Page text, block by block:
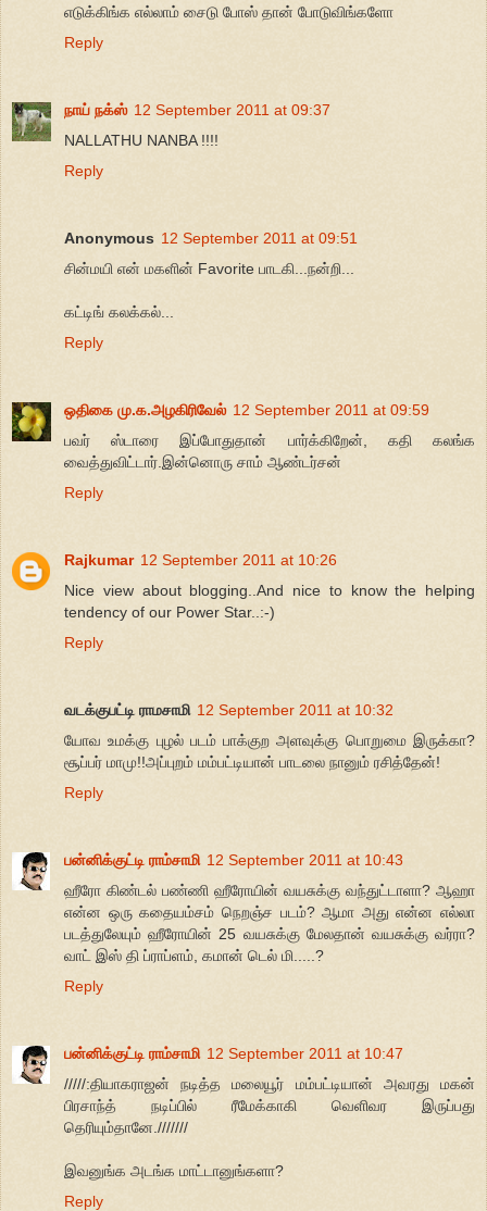
எடுக்கிங்க எல்லாம் சைடு போஸ் தான் போடுவிங்களோ
Reply
நாய் நக்ஸ் 12 September 2011 at 09:37
NALLATHU NANBA !!!!
Reply
Anonymous 12 September 2011 at 09:51
சின்மயி என் மகளின் Favorite பாடகி...நன்றி...
கட்டிங் கலக்கல்...
Reply
ஒதிகை மு.க.அழகிரிவேல் 12 September 2011 at 09:59
பவர் ஸ்டாரை இப்போதுதான் பார்க்கிறேன், கதி கலங்க
வைத்துவிட்டார்.இன்னொரு சாம் ஆண்டர்சன்
Reply
Rajkumar 12 September 2011 at 10:26
Nice view about blogging..And nice to know the helping
tendency of our Power Star..:-)
Reply
வடக்குபட்டி ராமசாமி 12 September 2011 at 10:32
யோவ உமக்கு புழல் படம் பாக்குற அளவுக்கு பொறுமை இருக்கா?
சூப்பர் மாமு!!அப்புறம் மம்பட்டியான் பாடலை நானும் ரசித்தேன்!
Reply
பன்னிக்குட்டி ராம்சாமி 12 September 2011 at 10:43
ஹீரோ கிண்டல் பண்ணி ஹீரோயின் வயசுக்கு வந்துட்டாளா? ஆஹா
என்ன ஒரு கதையம்சம் நெறஞ்ச படம்? ஆமா அது என்ன எல்லா
படத்துலேயும் ஹீரோயின் 25 வயசுக்கு மேலதான் வயசுக்கு வர்ரா?
வாட் இஸ் தி ப்ராப்ளம், கமான் டெல் மி.....?
Reply
பன்னிக்குட்டி ராம்சாமி 12 September 2011 at 10:47
/////:தியாகராஜன் நடித்த மலையூர் மம்பட்டியான் அவரது மகன்
பிரசாந்த் நடிப்பில் ரீமேக்காகி வெளிவர இருப்பது
தெரியும்தானே.///////
இவனுங்க அடங்க மாட்டானுங்களா?
Reply